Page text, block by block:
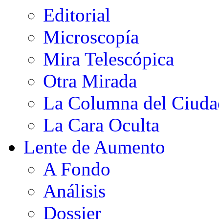
Editorial
Microscopía
Mira Telescópica
Otra Mirada
La Columna del
La Cara Oculta
Lente de Aumento
A Fondo
Análisis
Dossier